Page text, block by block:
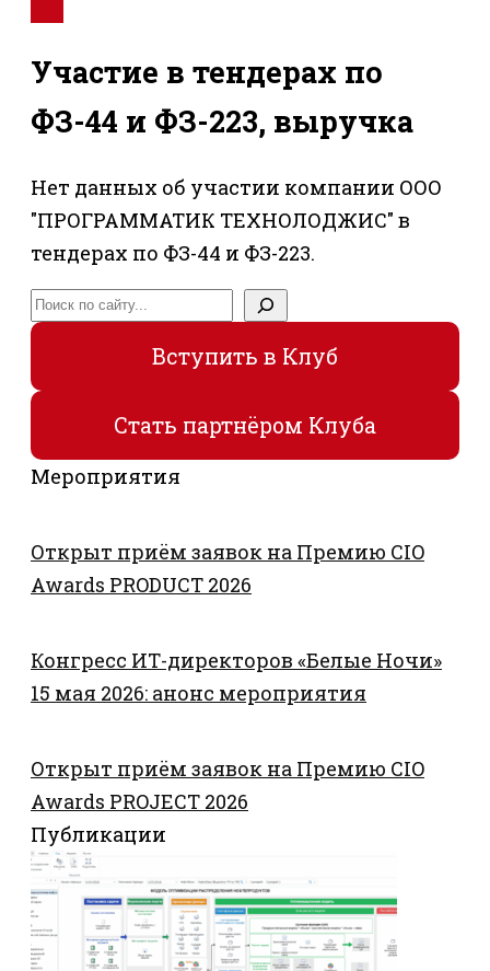
Участие в тендерах по
ФЗ-44 и ФЗ-223, выручка
Нет данных об участии компании ООО
"ПРОГРАММАТИК ТЕХНОЛОДЖИС" в
тендерах по ФЗ-44 и ФЗ-223.
Поиск
Вступить в Клуб
Стать партнёром Клуба
Мероприятия
Открыт приём заявок на Премию CIO
Awards PRODUCT 2026
Конгресс ИТ-директоров «Белые Ночи»
15 мая 2026: анонс мероприятия
Открыт приём заявок на Премию CIO
Awards PROJECT 2026
Публикации